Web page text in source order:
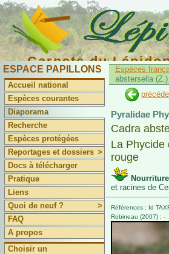
Carnets du
ESPACE PAPILLONS
Accueil national
Espèces courantes
Diaporama
Recherche
Espèces protégées
Reportages et dossiers >
Docs à télécharger
Pratique
Liens
Quoi de neuf ?
>
FAQ
A propos
Choisir un
Espèces
abstersella (Z.)
Pyralidae
Cadra
La Phycide
rouge
et racines de
Références : Id
Robineau (2007) : -